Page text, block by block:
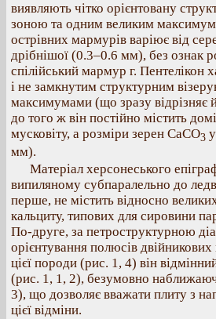
виявляють чітко орієнтовану
зоною та одним великим
острівних мармурів варіює від
дрібнішої (0.3–0.6 мм), без ознак
спілійський мармур г. Пентелікон
і не замкнутим структурним
максимумами (що зразу відрізняє
до того ж він постійно містить
мусковіту, а розміри зерен СаСО3
мм).
Матеріал херсонеського
випиляному субпаралельно до
перше, не містить відносно
кальциту, типових для сировини
По-друге, за петроструктурною
орієнтування полюсів
цієї породи (рис. 1, 4) він
(рис. 1, 1, 2), безумовно
3), що дозволяє вважати плиту з
цієї відміни.